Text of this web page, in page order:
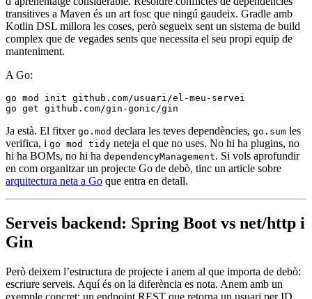
transitives a Maven és un art fosc que ningú gaudeix. Gradle amb
Kotlin DSL millora les coses, però segueix sent un sistema de build
complex que de vegades sents que necessita el seu propi equip de
manteniment.
A Go:
go mod init github.com/usuari/el-meu-servei
go get github.com/gin-gonic/gin
Ja està. El fitxer go.mod declara les teves dependències, go.sum les
verifica, i go mod tidy neteja el que no uses. No hi ha plugins, no
hi ha BOMs, no hi ha dependencyManagement. Si vols aprofundir
en com organitzar un projecte Go de debò, tinc un article sobre
arquitectura neta a Go que entra en detall.
Serveis backend: Spring Boot vs net/http i
Gin
Però deixem l’estructura de projecte i anem al que importa de debò:
escriure serveis. Aquí és on la diferència es nota. Anem amb un
exemple concret: un endpoint REST que retorna un usuari per ID.